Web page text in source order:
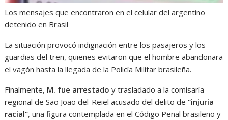
Los mensajes que encontraron en el celular del argentino
detenido en Brasil
La situación provocó indignación entre los pasajeros y los
guardias del tren, quienes evitaron que el hombre abandonara
el vagón hasta la llegada de la Policía Militar brasileña.
Finalmente, M. fue arrestado y trasladado a la comisaría
regional de São João del-Reiel acusado del delito de “injuria
racial”, una figura contemplada en el Código Penal brasileño y